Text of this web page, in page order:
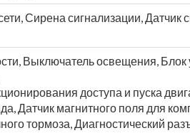
Сирена сигнализации, Датчик
Выключатель освещения,
доступа и пуска
Датчик магнитного поля для
тормоза, Диагностический